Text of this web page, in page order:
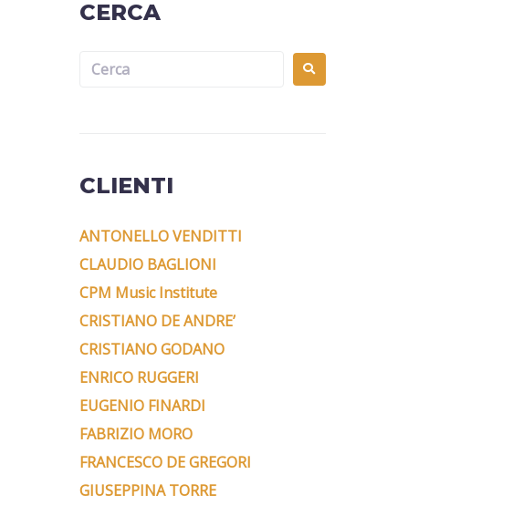
CERCA
CLIENTI
ANTONELLO VENDITTI
CLAUDIO BAGLIONI
CPM Music Institute
CRISTIANO DE ANDRE’
CRISTIANO GODANO
ENRICO RUGGERI
EUGENIO FINARDI
FABRIZIO MORO
FRANCESCO DE GREGORI
GIUSEPPINA TORRE